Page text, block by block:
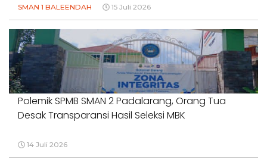
SMAN 1 BALEENDAH 15 Juli 2026
Polemik SPMB SMAN 2 Padalarang, Orang Tua
Desak Transparansi Hasil Seleksi MBK
14 Juli 2026